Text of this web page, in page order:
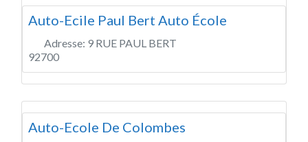
Auto-Ecile Paul Bert Auto École
Adresse: 9 RUE PAUL BERT
92700
Auto-Ecole De Colombes